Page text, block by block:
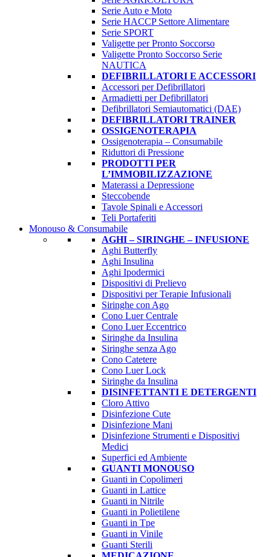
Serie Auto e Moto
Serie HACCP Settore Alimentare
Serie SPORT
Valigette per Pronto Soccorso
Valigette Pronto Soccorso Serie
NAUTICA
DEFIBRILLATORI E ACCESSORI
Accessori per Defibrillatori
Armadietti per Defibrillatori
Defibrillatori Semiautomatici (DAE)
DEFIBRILLATORI TRAINER
OSSIGENOTERAPIA
Ossigenoterapia – Consumabile
Riduttori di Pressione
PRODOTTI PER
L’IMMOBILIZZAZIONE
Materassi a Depressione
Steccobende
Tavole Spinali e Accessori
Teli Portaferiti
Monouso & Consumabile
AGHI – SIRINGHE – INFUSIONE
Aghi Butterfly
Aghi Insulina
Aghi Ipodermici
Dispositivi di Prelievo
Dispositivi per Terapie Infusionali
Siringhe con Ago
Cono Luer Centrale
Cono Luer Eccentrico
Siringhe da Insulina
Siringhe senza Ago
Cono Catetere
Cono Luer Lock
Siringhe da Insulina
DISINFETTANTI E DETERGENTI
Cloro Attivo
Disinfezione Cute
Disinfezione Mani
Disinfezione Strumenti e Dispositivi
Medici
Superfici ed Ambiente
GUANTI MONOUSO
Guanti in Copolimeri
Guanti in Lattice
Guanti in Nitrile
Guanti in Polietilene
Guanti in Tpe
Guanti in Vinile
Guanti Sterili